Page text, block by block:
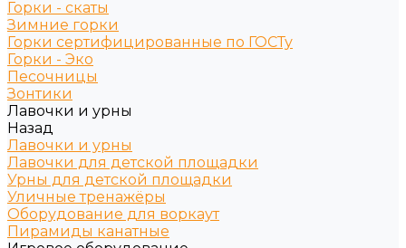
Горки - скаты
Зимние горки
Горки сертифицированные по ГОСТу
Горки - Эко
Песочницы
Зонтики
Лавочки и урны
Назад
Лавочки и урны
Лавочки для детской площадки
Урны для детской площадки
Уличные тренажёры
Оборудование для воркаут
Пирамиды канатные